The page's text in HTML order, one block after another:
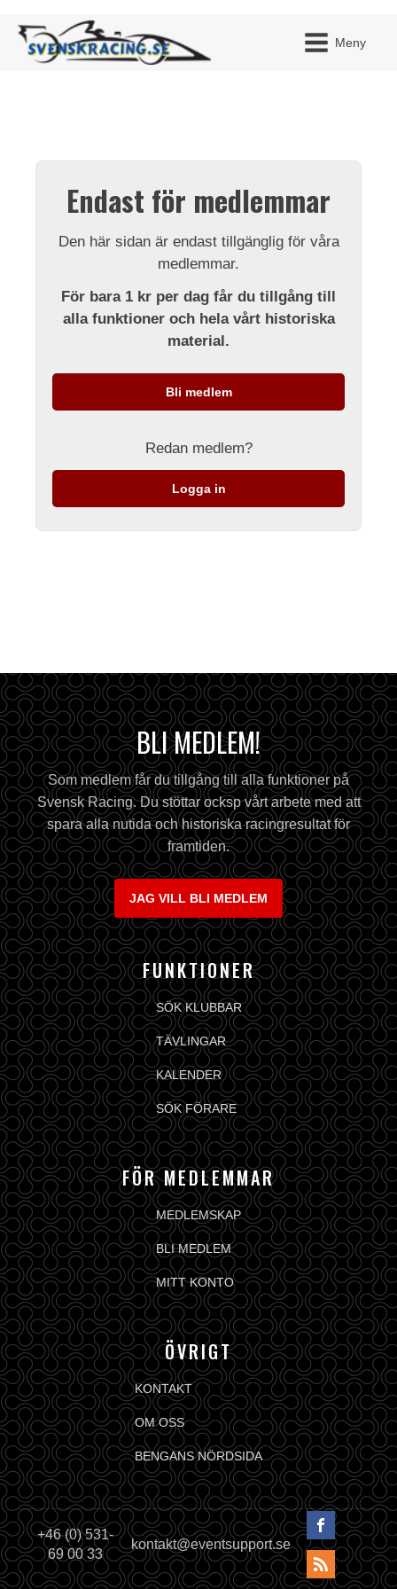
Meny
Endast för medlemmar
Den här sidan är endast tillgänglig för våra
medlemmar.
För bara 1 kr per dag får du tillgång till
alla funktioner och hela vårt historiska
material.
Bli medlem
Redan medlem?
Logga in
BLI MEDLEM!
Som medlem får du tillgång till alla funktioner på
Svensk Racing. Du stöttar ocksp vårt arbete med att
spara alla nutida och historiska racingresultat för
framtiden.
JAG VILL BLI MEDLEM
FUNKTIONER
SÖK KLUBBAR
TÄVLINGAR
KALENDER
SÖK FÖRARE
FÖR MEDLEMMAR
MEDLEMSKAP
BLI MEDLEM
MITT KONTO
ÖVRIGT
KONTAKT
OM OSS
BENGANS NÖRDSIDA
+46 (0) 531-
69 00 33
kontakt@eventsupport.se